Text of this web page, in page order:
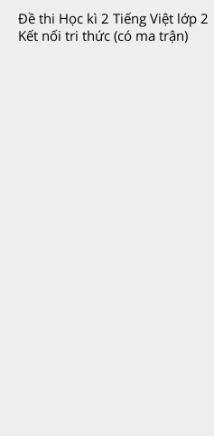
Đề thi Học kì 2 Tiếng Việt lớp 2
Kết nối tri thức (có ma trận)